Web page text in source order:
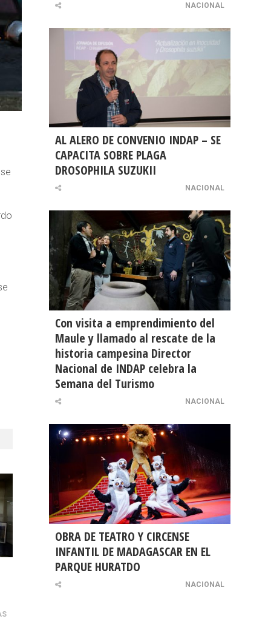
NACIONAL
AL ALERO DE CONVENIO INDAP – SE
CAPACITA SOBRE PLAGA
DROSOPHILA SUZUKII
NACIONAL
Con visita a emprendimiento del
Maule y llamado al rescate de la
historia campesina Director
Nacional de INDAP celebra la
Semana del Turismo
NACIONAL
OBRA DE TEATRO Y CIRCENSE
INFANTIL DE MADAGASCAR EN EL
PARQUE HURATDO
NACIONAL